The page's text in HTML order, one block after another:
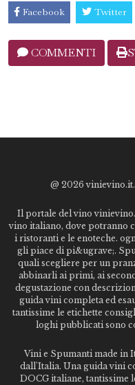
Facebook Twitter
COMMENTI
@ 2026
Il portale del vino
vino italiano, dove potranno
i ristoranti e le enoteche.
gli piace di pi&ugrave;.
quali scegliere per un
abbinarli ai primi, ai
degustazione con
guida vini completa ed
tantissime le etichette
loghi pubblicati sono
Vini e Spumanti made in
dall'Italia. Una guida vini
DOCG italiane, tantissime